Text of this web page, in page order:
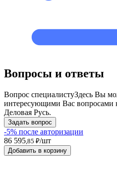
Вопросы и ответы
Вопрос специалистуЗдесь Вы
интересующими Вас вопросами
Деловая Русь.
Задать вопрос
-5% после авторизации
86 595,85 ₽/шт
Добавить в корзину